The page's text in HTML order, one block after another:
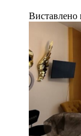
Виставлено